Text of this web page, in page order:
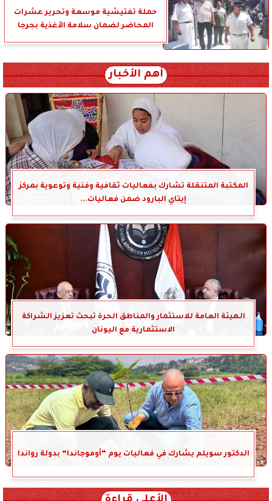
حملة تفتيشية موسعة وتحرير عشرات
المحاضر لضمان سلامة الأغذية بجرجا
أهم الأخبار
المكتبة المتنقلة تشارك بفعاليات ثقافية وفنية وتوعوية بمركز
إيتاي البارود ضمن فعاليات...
الهيئة العامة للاستثمار والمناطق الحرة تبحث تعزيز الشراكة
الاستثمارية مع اليونان
الدكتور سويلم يشارك في فعاليات يوم “أوموجاندا” بدولة رواندا